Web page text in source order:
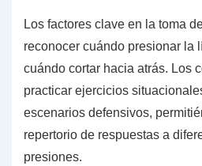
Los factores clave en la toma
reconocer cuándo presionar la
cuándo cortar hacia atrás. Los
practicar ejercicios
escenarios defensivos,
repertorio de respuestas a
presiones.